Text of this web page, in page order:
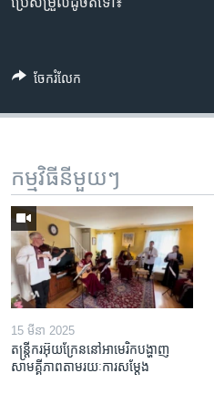
ចែករំលែក
កម្មវិធី​នីមួយៗ
15 មីនា 2025
តន្ត្រីករ​អ៊ុយក្រែន​នៅ​អាមេរិក​បង្ហាញ​
សាមគ្គីភាព​តាម​រយៈ​ការសម្តែង